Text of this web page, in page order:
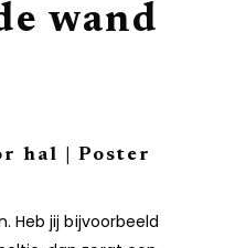
wand
hal | Poster
Heb jij bijvoorbeeld